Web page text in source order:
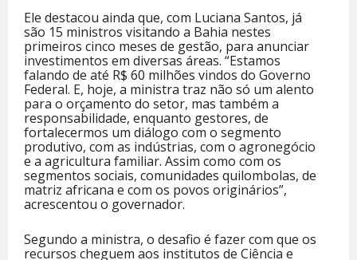
Ele destacou ainda que, com Luciana Santos, já
são 15 ministros visitando a Bahia nestes
primeiros cinco meses de gestão, para anunciar
investimentos em diversas áreas. “Estamos
falando de até R$ 60 milhões vindos do Governo
Federal. E, hoje, a ministra traz não só um alento
para o orçamento do setor, mas também a
responsabilidade, enquanto gestores, de
fortalecermos um diálogo com o segmento
produtivo, com as indústrias, com o agronegócio
e a agricultura familiar. Assim como com os
segmentos sociais, comunidades quilombolas, de
matriz africana e com os povos originários”,
acrescentou o governador.
Segundo a ministra, o desafio é fazer com que os
recursos cheguem aos institutos de Ciência e